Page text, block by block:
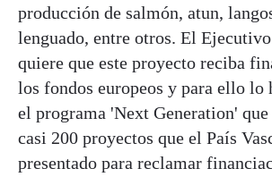
producción de salmón, atun,
lenguado, entre otros. El
quiere que este proyecto reciba
los fondos europeos y para ello lo
el programa 'Next Generation'
casi 200 proyectos que el País
presentado para reclamar